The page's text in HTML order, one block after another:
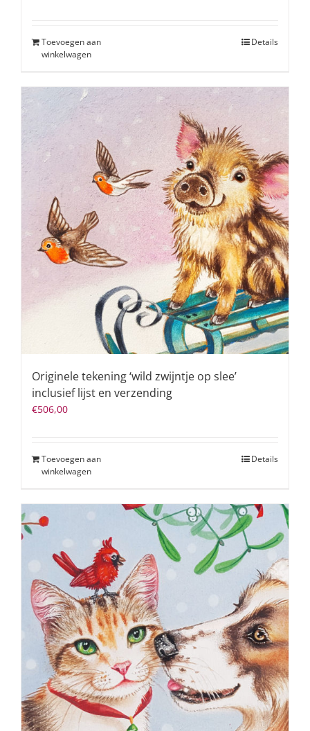
Toevoegen aan
winkelwagen
Details
Originele tekening ‘wild zwijntje op slee’
inclusief lijst en verzending
€506,00
Toevoegen aan
winkelwagen
Details